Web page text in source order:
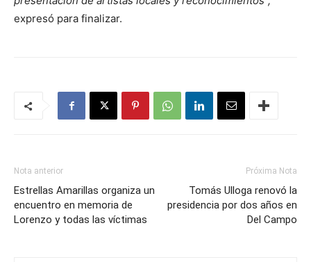
expresó para finalizar.
Nota anterior
Estrellas Amarillas organiza un
encuentro en memoria de
Lorenzo y todas las víctimas
Próxima Nota
Tomás Ulloga renovó la
presidencia por dos años en
Del Campo